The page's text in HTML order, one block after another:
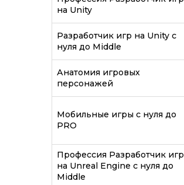
на Unity
Разработчик игр на Unity с
нуля до Middle
Анатомия игровых
персонажей
Мобильные игры с нуля до
PRO
Профессия Разработчик игр
на Unreal Engine с нуля до
Middle